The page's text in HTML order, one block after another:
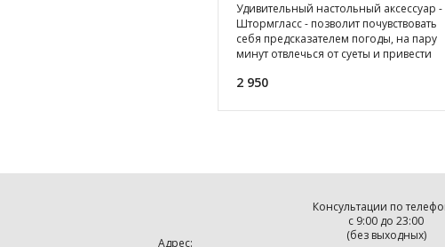
Удивительный настольный аксессуар -
Штормгласс - позволит почувствовать
себя предсказателем погоды, на пару
минут отвлечься от суеты и привести
2 950
Адрес:
Консультации по
с 9:00 до 23:00
(без выходных)